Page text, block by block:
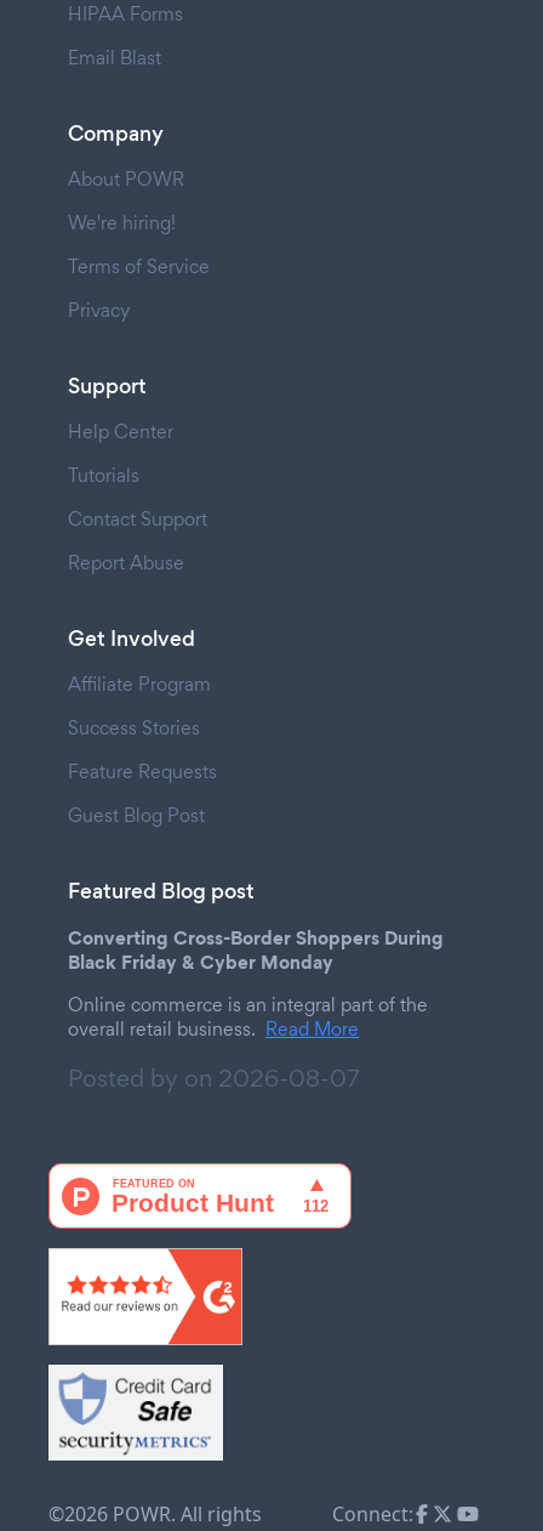
HIPAA Forms
Email Blast
Company
About POWR
We're hiring!
Terms of Service
Privacy
Support
Help Center
Tutorials
Contact Support
Report Abuse
Get Involved
Affiliate Program
Success Stories
Feature Requests
Guest Blog Post
Featured Blog post
Converting Cross-Border Shoppers During
Black Friday & Cyber Monday
Online commerce is an integral part of the
overall retail business. Read More
Posted by on 2026-08-07
©2026 POWR. All rights
Connect: